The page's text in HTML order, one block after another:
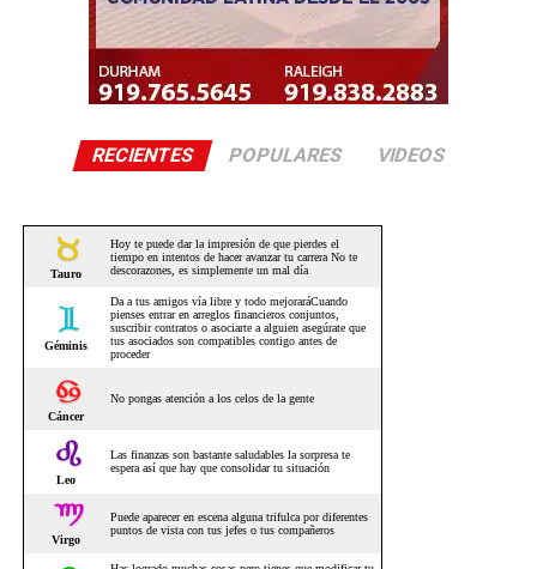
RECIENTES POPULARES VIDEOS